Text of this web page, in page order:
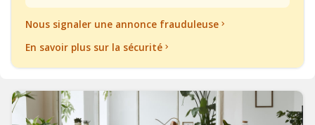
Nous signaler une annonce frauduleuse
En savoir plus sur la sécurité